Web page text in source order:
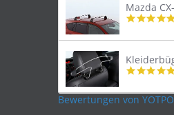
Bewertungen von YOTPO